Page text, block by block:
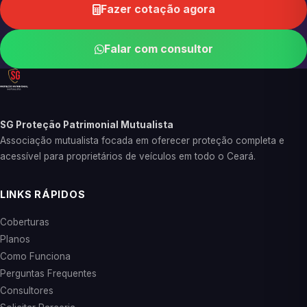
Fazer cotação agora
Falar com consultor
SG Proteção Patrimonial Mutualista
Associação mutualista focada em oferecer proteção completa e
acessível para proprietários de veículos em todo o Ceará.
LINKS RÁPIDOS
Coberturas
Planos
Como Funciona
Perguntas Frequentes
Consultores